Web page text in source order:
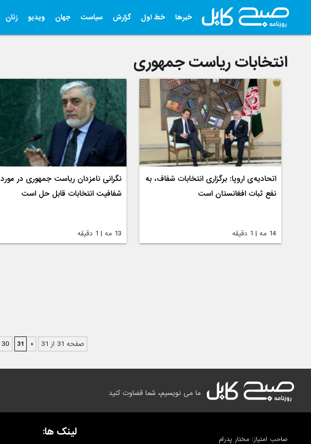
خبرها خط اول گزارش سیاست جهان ویدیو زنان
انتخابات ریاست جمهوری
اتحادیه‌ی اروپا: برگزاری انتخابات شفاف، به
نفع ثبات افغانستان است
14 مه | 1 دقیقه
نگرانی نامزدان ریاست جمهوری در مورد
شفافیت انتخابات قابل حل است
13 مه | 1 دقیقه
صفحه 31 از 31 « First
30 31
ما می نویسیم، شما قضاوت کنید
صاحب امتیاز: مختار پدرام
لینک ها: